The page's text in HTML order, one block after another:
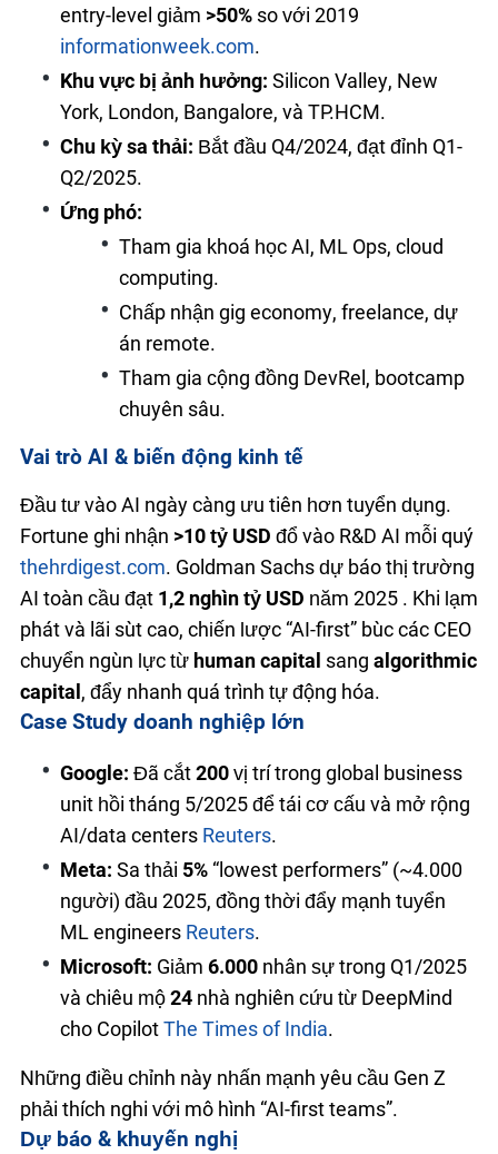
entry-level giảm >50% so với 2019
informationweek.com.
Khu vực bị ảnh hưởng: Silicon Valley, New
York, London, Bangalore, và TP.HCM.
Chu kỳ sa thải: Bắt đầu Q4/2024, đạt đỉnh Q1-
Q2/2025.
Ứng phó:
Tham gia khoá học AI, ML Ops, cloud
computing.
Chấp nhận gig economy, freelance, dự
án remote.
Tham gia cộng đồng DevRel, bootcamp
chuyên sâu.
Vai trò AI & biến động kinh tế
Đầu tư vào AI ngày càng ưu tiên hơn tuyển dụng.
Fortune ghi nhận >10 tỷ USD đổ vào R&D AI mỗi quý
thehrdigest.com. Goldman Sachs dự báo thị trường
AI toàn cầu đạt 1,2 nghìn tỷ USD năm 2025 . Khi lạm
phát và lãi suất cao, chiến lược “AI-first” buộc các CEO
chuyển nguồn lực từ human capital sang algorithmic
capital, đẩy nhanh quá trình tự động hóa.
Case Study doanh nghiệp lớn
Google: Đã cắt200vị trí trong global business
unit hồi tháng 5/2025 để tái cơ cấu và mở rộng
AI/data centers Reuters.
Meta: Sa thải 5% “lowest performers” (~4.000
người) đầu 2025, đồng thời đẩy mạnh tuyển
ML engineers Reuters.
Microsoft: Giảm6.000 nhân sự trong Q1/2025
và chiêu mộ24 nhà nghiên cứu từ DeepMind
cho CopilotThe Times of India.
Những điều chỉnh này nhấn mạnh yêu cầu Gen Z
phải thích nghi với mô hình “AI-first teams”.
Dự báo & khuyến nghị